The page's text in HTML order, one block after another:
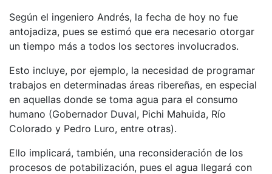
Según el ingeniero Andrés, la fecha de hoy no fue
antojadiza, pues se estimó que era necesario otorgar
un tiempo más a todos los sectores involucrados.
Esto incluye, por ejemplo, la necesidad de programar
trabajos en determinadas áreas ribereñas, en especial
en aquellas donde se toma agua para el consumo
humano (Gobernador Duval, Pichi Mahuida, Río
Colorado y Pedro Luro, entre otras).
Ello implicará, también, una reconsideración de los
procesos de potabilización, pues el agua llegará con